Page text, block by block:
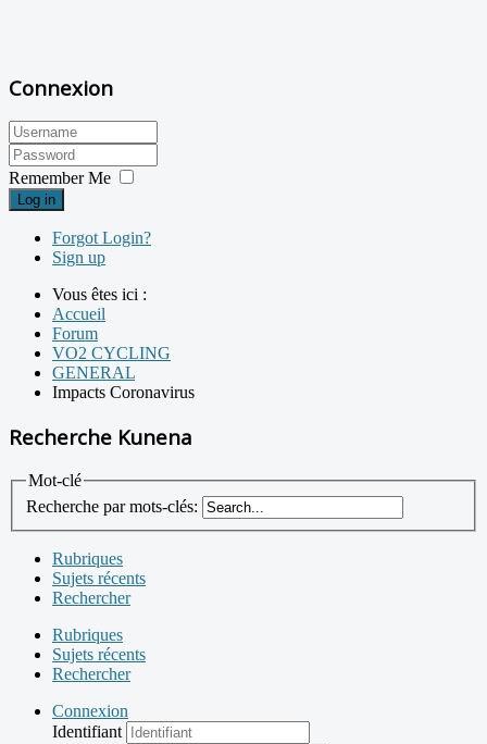
Connexion
Remember Me
Log in
Forgot Login?
Sign up
Vous êtes ici :
Accueil
Forum
VO2 CYCLING
GENERAL
Impacts Coronavirus
Recherche Kunena
Mot-clé
Recherche par mots-clés:
Rubriques
Sujets récents
Rechercher
Rubriques
Sujets récents
Rechercher
Connexion
Identifiant